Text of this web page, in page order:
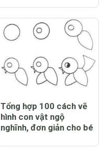
Tổng hợp 100 cách vẽ
hình con vật ngộ
nghĩnh, đơn giản cho bé